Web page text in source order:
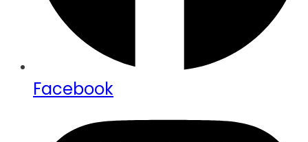
Facebook